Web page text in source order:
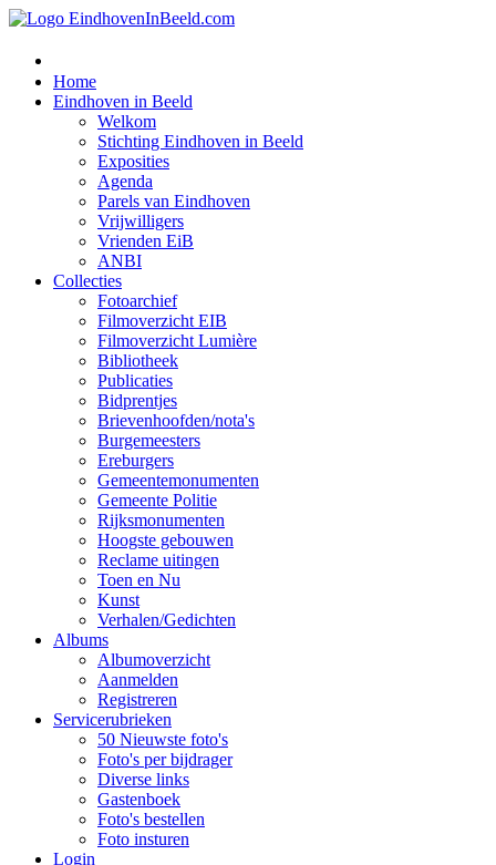
Home
Eindhoven in Beeld
Welkom
Stichting Eindhoven in Beeld
Exposities
Agenda
Parels van Eindhoven
Vrijwilligers
Vrienden EiB
ANBI
Collecties
Fotoarchief
Filmoverzicht EIB
Filmoverzicht Lumière
Bibliotheek
Publicaties
Bidprentjes
Brievenhoofden/nota's
Burgemeesters
Ereburgers
Gemeentemonumenten
Gemeente Politie
Rijksmonumenten
Hoogste gebouwen
Reclame uitingen
Toen en Nu
Kunst
Verhalen/Gedichten
Albums
Albumoverzicht
Aanmelden
Registreren
Servicerubrieken
50 Nieuwste foto's
Foto's per bijdrager
Diverse links
Gastenboek
Foto's bestellen
Foto insturen
Login